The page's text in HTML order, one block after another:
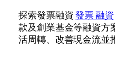
探索發票融資發票 融資
款及創業基金等融資方
活周轉、改善現金流並